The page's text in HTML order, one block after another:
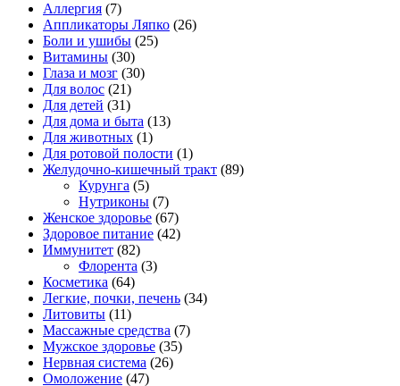
Аллергия (7)
Аппликаторы Ляпко (26)
Боли и ушибы (25)
Витамины (30)
Глаза и мозг (30)
Для волос (21)
Для детей (31)
Для дома и быта (13)
Для животных (1)
Для ротовой полости (1)
Желудочно-кишечный тракт (89)
Курунга (5)
Нутриконы (7)
Женское здоровье (67)
Здоровое питание (42)
Иммунитет (82)
Флорента (3)
Косметика (64)
Легкие, почки, печень (34)
Литовиты (11)
Массажные средства (7)
Мужское здоровье (35)
Нервная система (26)
Омоложение (47)